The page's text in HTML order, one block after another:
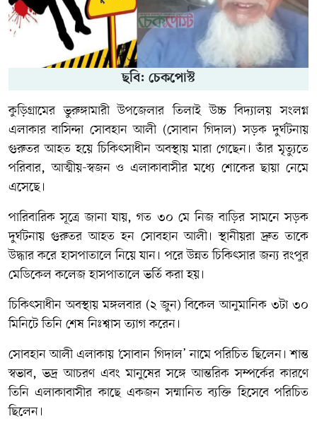
ছবি: চেকপোস্ট
কুড়িগ্রামের ভুরুঙ্গামারী উপজেলার তিলাই উচ্চ বিদ্যালয় সংলগ্ন
এলাকার বাসিন্দা সোবহান আলী (সোবান গিদাল) সড়ক দুর্ঘটনায়
গুরুতর আহত হয়ে চিকিৎসাধীন অবস্থায় মারা গেছেন। তাঁর মৃত্যুতে
পরিবার, আত্মীয়-স্বজন ও এলাকাবাসীর মধ্যে শোকের ছায়া নেমে
এসেছে।
পারিবারিক সূত্রে জানা যায়, গত ৩০ মে নিজ বাড়ির সামনে সড়ক
দুর্ঘটনায় গুরুতর আহত হন সোবহান আলী। স্থানীয়রা দ্রুত তাকে
উদ্ধার করে হাসপাতালে নিয়ে যান। পরে উন্নত চিকিৎসার জন্য রংপুর
মেডিকেল কলেজ হাসপাতালে ভর্তি করা হয়।
চিকিৎসাধীন অবস্থায় মঙ্গলবার (২ জুন) বিকেল আনুমানিক ৩টা ৩০
মিনিটে তিনি শেষ নিঃশ্বাস ত্যাগ করেন।
সোবহান আলী এলাকায় ‘সোবান গিদাল’ নামে পরিচিত ছিলেন। শান্ত
স্বভাব, ভদ্র আচরণ এবং মানুষের সঙ্গে আন্তরিক সম্পর্কের কারণে
তিনি এলাকাবাসীর কাছে একজন সম্মানিত ব্যক্তি হিসেবে পরিচিত
ছিলেন।